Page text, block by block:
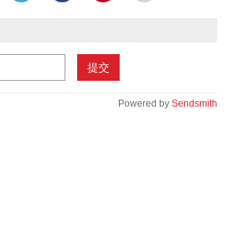
提交
Powered by Sendsmith